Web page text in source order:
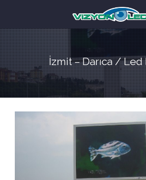
İzmit – Darıca / Led